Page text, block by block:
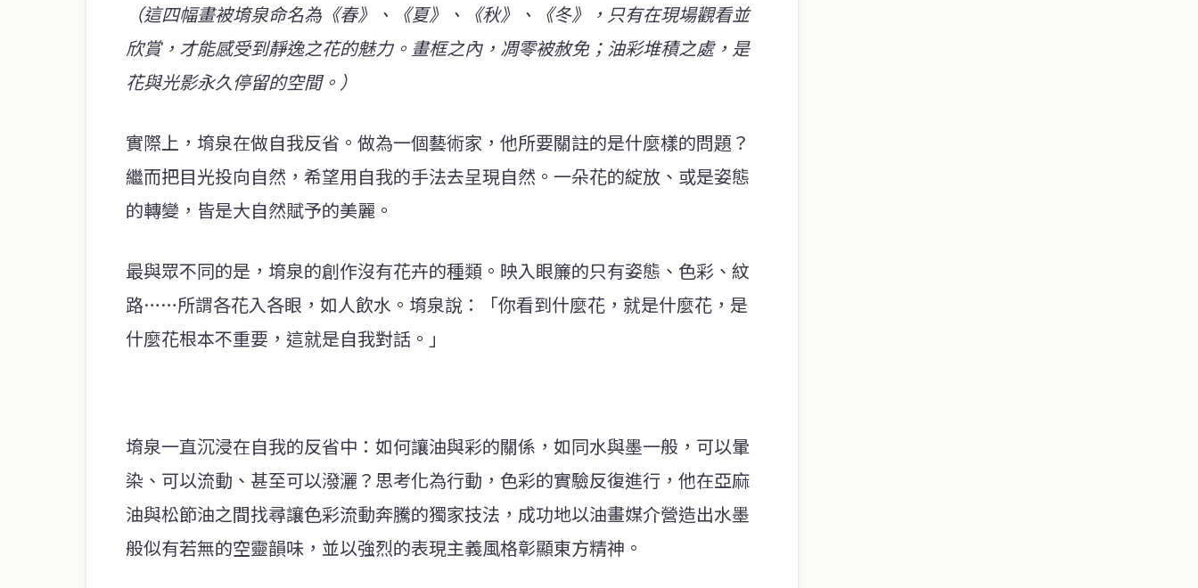
（這四幅畫被堉泉命名為《春》、《夏》、《秋》、《冬》，只有在現場觀看並
欣賞，才能感受到靜逸之花的魅力。畫框之內，凋零被赦免；油彩堆積之處，是
花與光影永久停留的空間。）
實際上，堉泉在做自我反省。做為一個藝術家，他所要關註的是什麼樣的問題？
繼而把目光投向自然，希望用自我的手法去呈現自然。一朵花的綻放、或是姿態
的轉變，皆是大自然賦予的美麗。
最與眾不同的是，堉泉的創作沒有花卉的種類。映入眼簾的只有姿態、色彩、紋
路……所謂各花入各眼，如人飲水。堉泉說：「你看到什麼花，就是什麼花，是
什麼花根本不重要，這就是自我對話。」
堉泉一直沉浸在自我的反省中：如何讓油與彩的關係，如同水與墨一般，可以暈
染、可以流動、甚至可以潑灑？思考化為行動，色彩的實驗反復進行，他在亞麻
油與松節油之間找尋讓色彩流動奔騰的獨家技法，成功地以油畫媒介營造出水墨
般似有若無的空靈韻味，並以強烈的表現主義風格彰顯東方精神。